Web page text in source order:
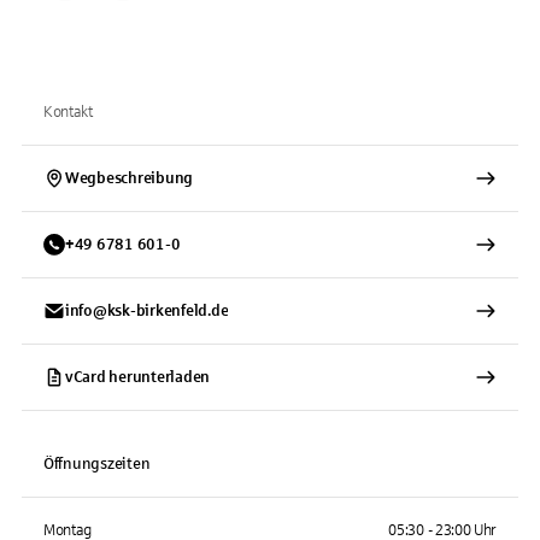
Kontakt
Wegbeschreibung
+49 6781 601-0
info@ksk-birkenfeld.de
vCard herunterladen
Öffnungszeiten
Montag 05:30 - 23:00 Uhr